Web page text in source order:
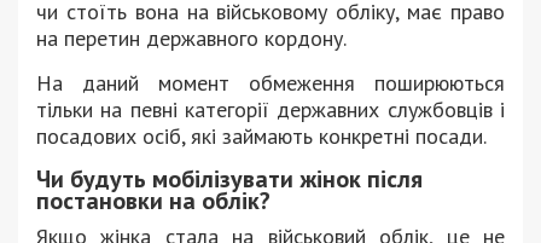
чи стоїть вона на військовому обліку, має право
на перетин державного кордону.
На даний момент обмеження поширюються
тільки на певні категорії державних службовців і
посадових осіб, які займають конкретні посади.
Чи будуть мобілізувати жінок після
постановки на облік?
Якщо жінка стала на військовий облік, це не